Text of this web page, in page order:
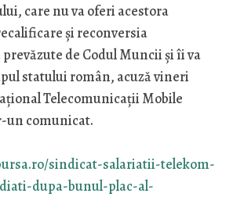
care nu va oferi acestora
şi reconversia
de Codul Muncii şi îi va
statului român, acuză vineri
Telecomunicaţii Mobile
un comunicat.
sindicat-salariatii-telekom-
dupa-bunul-plac-al-